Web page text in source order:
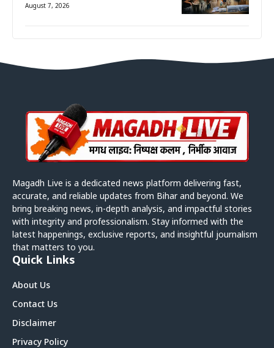
August 7, 2026
Magadh Live is a dedicated news platform delivering fast,
accurate, and reliable updates from Bihar and beyond. We
bring breaking news, in-depth analysis, and impactful stories
with integrity and professionalism. Stay informed with the
latest happenings, exclusive reports, and insightful journalism
that matters to you.
Quick Links
About Us
Contact Us
Disclaimer
Privacy Policy